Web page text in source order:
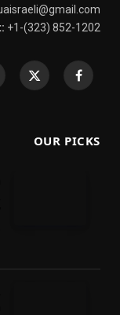
+1-(323) 852-1202
Facebook
X
OUR PICKS